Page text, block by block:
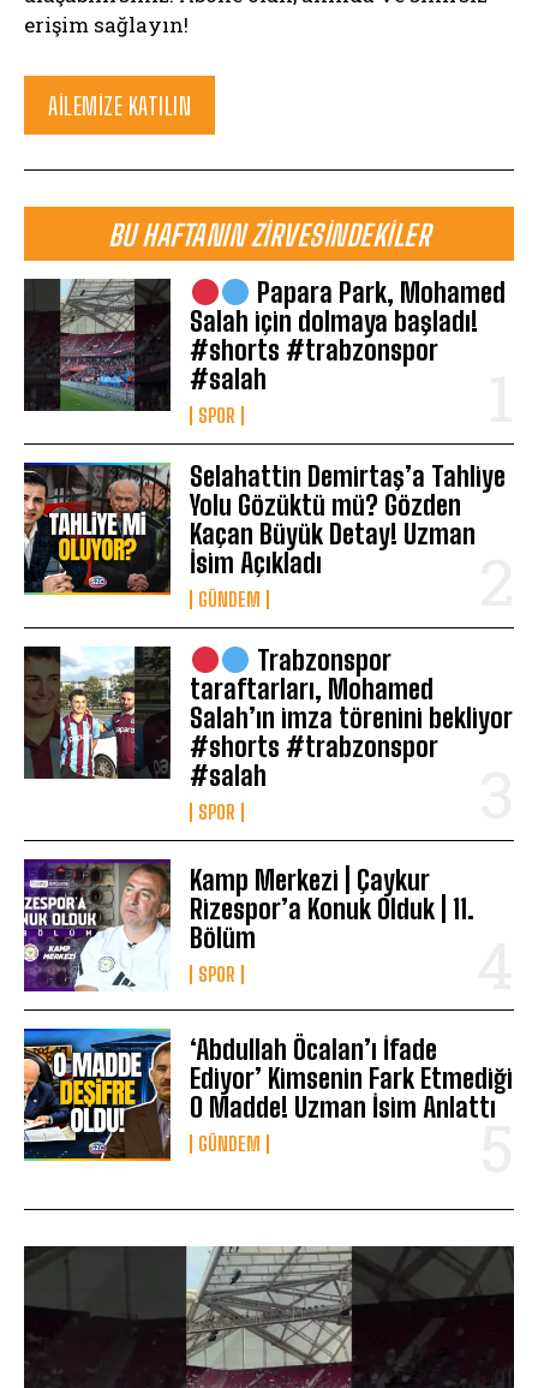
erişim sağlayın!
AILEMIZE KATILIN
BU HAFTANIN ZIRVESINDEKILER
Papara Park, Mohamed
Salah için dolmaya başladı!
#shorts #trabzonspor
#salah
SPOR
Selahattin Demirtaş’a Tahliye
Yolu Gözüktü mü? Gözden
Kaçan Büyük Detay! Uzman
İsim Açıkladı
GÜNDEM
Trabzonspor
taraftarları, Mohamed
Salah’ın imza törenini bekliyor
#shorts #trabzonspor
#salah
SPOR
Kamp Merkezi | Çaykur
Rizespor’a Konuk Olduk | 11.
Bölüm
SPOR
‘Abdullah Öcalan’ı İfade
Ediyor’ Kimsenin Fark Etmediği
O Madde! Uzman İsim Anlattı
GÜNDEM